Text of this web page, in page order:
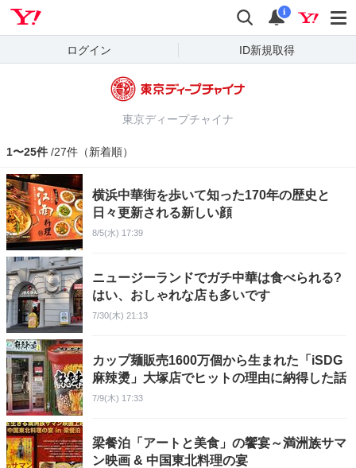
検索 通知
i
ログイン ID新規取得
東京ディープチャイナ
1〜25件 /27件（新着順）
横浜中華街を歩いて知った170年の歴史と
日々更新される新しい顔
8/5(水) 17:39
ニュージーランドでガチ中華は食べられる?
はい、おしゃれな店も多いです
7/30(木) 21:13
カップ麺販売1600万個から生まれた「iSDG
麻辣燙」大塚店でヒットの理由に納得した話
7/9(木) 17:33
梁餐泊「アートと美食」の饗宴～満洲族サマ
ン映画 & 中国東北料理の宴